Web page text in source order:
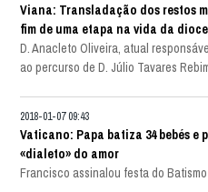
Viana: Transladação dos restos
fim de uma etapa na vida da
D. Anacleto Oliveira, atual
ao percurso de D. Júlio Tavares
2018-01-07 09:43
Vaticano: Papa batiza 34 bebés e
«dialeto» do amor
Francisco assinalou festa do